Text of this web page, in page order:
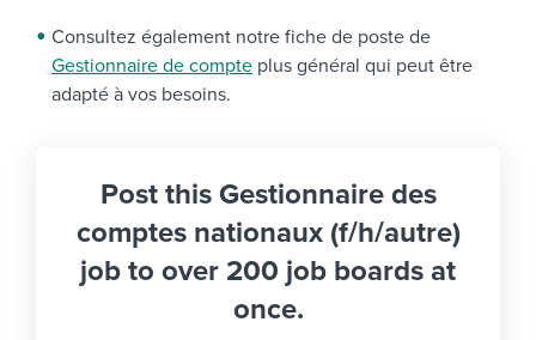
Consultez également notre fiche de poste de
Gestionnaire de compte plus général qui peut être
adapté à vos besoins.
Post this Gestionnaire des
comptes nationaux (f/h/autre)
job to over 200 job boards at
once.